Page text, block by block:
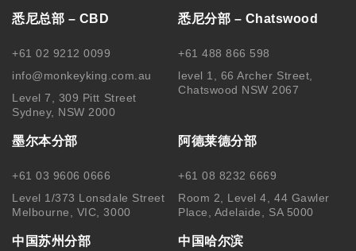
悉尼总部 – CBD
+61 02 9212 0099
info@monkeyking.com.au
Level 7, 309 Pitt Street
Sydney, NSW 2000
悉尼分部 – Chatswood
+61 488 866 598
level 1, 66 Archer Street,
Chatswood NSW 2067
墨尔本分部
+61 03 9606 0666
Level 1/373 Lonsdale Street
Melbourne, VIC, 3000
阿德莱德分部
+61 08 8232 6669
Room 2, Level 4, 44 Gawler
Place, Adelaide, SA 5000
中国苏州分部 中国哈尔滨